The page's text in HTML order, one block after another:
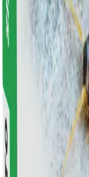
Зона
Tartumaa, Eesti
Наружные
Обработка
Борьба со
Обработка
Обработка